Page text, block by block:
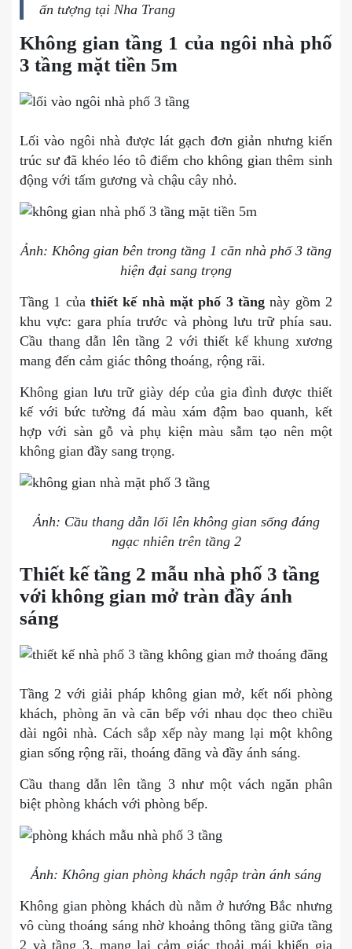
ấn tượng tại Nha Trang
Không gian tầng 1 của ngôi nhà phố
3 tầng mặt tiền 5m
Lối vào ngôi nhà được lát gạch đơn giản nhưng kiến
trúc sư đã khéo léo tô điểm cho không gian thêm sinh
động với tấm gương và chậu cây nhỏ.
Ảnh: Không gian bên trong tầng 1 căn nhà phố 3 tầng
hiện đại sang trọng
Tầng 1 của thiết kế nhà mặt phố 3 tầng này gồm 2
khu vực: gara phía trước và phòng lưu trữ phía sau.
Cầu thang dẫn lên tầng 2 với thiết kế khung xương
mang đến cảm giác thông thoáng, rộng rãi.
Không gian lưu trữ giày dép của gia đình được thiết
kế với bức tường đá màu xám đậm bao quanh, kết
hợp với sàn gỗ và phụ kiện màu sẫm tạo nên một
không gian đầy sang trọng.
Ảnh: Cầu thang dẫn lối lên không gian sống đáng
ngạc nhiên trên tầng 2
Thiết kế tầng 2 mẫu nhà phố 3 tầng
với không gian mở tràn đầy ánh
sáng
Tầng 2 với giải pháp không gian mở, kết nối phòng
khách, phòng ăn và căn bếp với nhau dọc theo chiều
dài ngôi nhà. Cách sắp xếp này mang lại một không
gian sống rộng rãi, thoáng đãng và đầy ánh sáng.
Cầu thang dẫn lên tầng 3 như một vách ngăn phân
biệt phòng khách với phòng bếp.
Ảnh: Không gian phòng khách ngập tràn ánh sáng
Không gian phòng khách dù nằm ở hướng Bắc nhưng
vô cùng thoáng sáng nhờ khoảng thông tầng giữa tầng
2 và tầng 3, mang lại cảm giác thoải mái khiến gia